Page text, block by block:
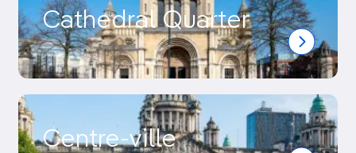
Cathedral Quarter
Centre-ville